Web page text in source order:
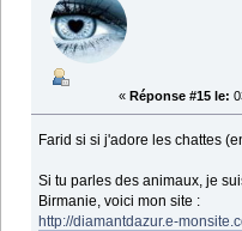
« Réponse #15 le:
Farid si si j'adore les chattes
Si tu parles des animaux, je
Birmanie, voici mon site :
http://diamantdazur.e-